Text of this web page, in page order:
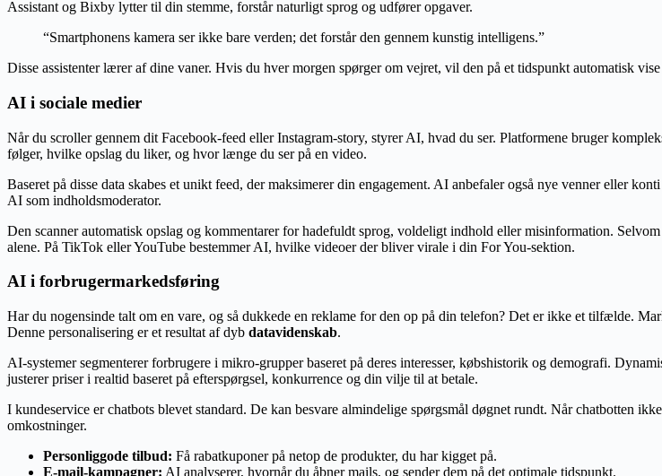
Assistant og Bixby lytter til din stemme, forstår naturligt sprog og udfører opgaver.
“Smartphonens kamera ser ikke bare verden; det forstår den gennem kunstig intelligens.”
Disse assistenter lærer af dine vaner. Hvis du hver morgen spørger om vejret, vil den på et tidspunkt automatisk
AI i sociale medier
Når du scroller gennem dit Facebook-feed eller Instagram-story, styrer AI, hvad du ser. Platformene bruger
følger, hvilke opslag du liker, og hvor længe du ser på en video.
Baseret på disse data skabes et unikt feed, der maksimerer din engagement. AI anbefaler også nye venner eller
AI som indholdsmoderator.
Den scanner automatisk opslag og kommentarer for hadefuldt sprog, voldeligt indhold eller misinformation.
alene. På TikTok eller YouTube bestemmer AI, hvilke videoer der bliver virale i din For You-sektion.
AI i forbrugermarkedsføring
Har du nogensinde talt om en vare, og så dukkede en reklame for den op på din telefon? Det er ikke et tilfælde.
Denne personalisering er et resultat af dyb datavidenskab.
AI-systemer segmenterer forbrugere i mikro-grupper baseret på deres interesser, købshistorik og demografi.
justerer priser i realtid baseret på efterspørgsel, konkurrence og din vilje til at betale.
I kundeservice er chatbots blevet standard. De kan besvare almindelige spørgsmål døgnet rundt. Når chatbotten
omkostninger.
Personliggode tilbud: Få rabatkuponer på netop de produkter, du har kigget på.
E-mail-kampagner: AI analyserer, hvornår du åbner mails, og sender dem på det optimale tidspunkt.